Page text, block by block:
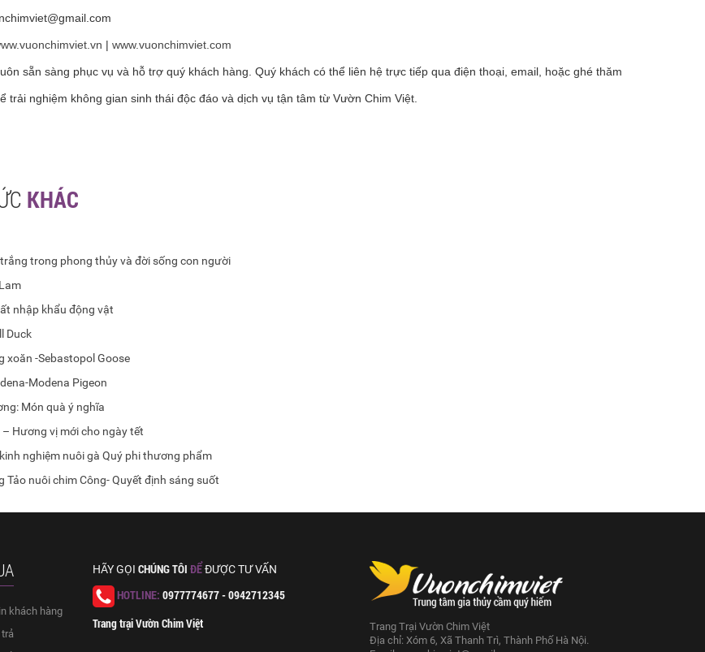
| www.vuonchimviet.com
sẵn sàng phục vụ và hỗ trợ quý khách hàng. Quý khách có thể liên hệ trực tiếp qua điện thoại, email, hoặc ghé thăm
trải nghiệm không gian sinh thái độc đáo và dịch vụ tận tâm từ Vườn Chim Việt.
KHÁC
trong phong thủy và đời sống con người
nhập khẩu động vật
Duck
xoăn -Sebastopol Goose
Modena Pigeon
Món quà ý nghĩa
Hương vị mới cho ngày tết
nghiệm nuôi gà Quý phi thương phẩm
Tảo nuôi chim Công- Quyết định sáng suốt
khách hàng
trả
HÃY GỌI CHÚNG TÔI ĐỂĐƯỢC TƯ VẤN
HOTLINE: 0977774677 - 0942712345
Trang trại Vườn Chim Việt
Trang Trại Vườn Chim Việt
Địa chỉ: Xóm 6, Xã Thanh Trì, Thành Phố Hà Nội.